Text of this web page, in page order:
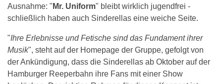
Ausnahme: " Mr. Uniform" bleibt wirklich jugendfrei -
schließlich haben auch Sinderellas eine weiche Seite.
"Ihre Erlebnisse und Fetische sind das Fundament ihrer
Musik", steht auf der Homepage der Gruppe, gefolgt von
der Ankündigung, dass die Sinderellas ab Oktober auf der
Hamburger Reeperbahn ihre Fans mit einer Show